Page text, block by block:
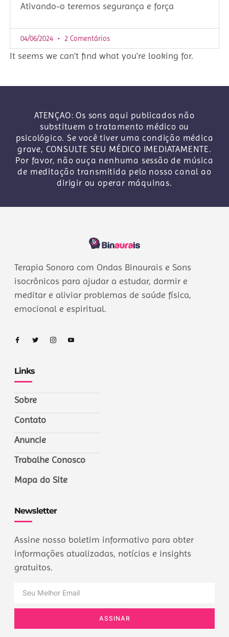
Ativando-o teremos segurança e força
04/06/2024 2 Comentários
It seems we can't find what you're looking for.
ATENÇAO: Os sons aqui publicados não
substituem o tratamento médico ou
psicológico. Se você tiver uma condição médica
grave, CONSULTE SEU MÉDICO IMEDIATAMENTE.
Por favor, não ouça nenhuma sessão de música
de meditação transmitida pelo nosso canal ao
dirigir ou operar máquinas.
Terapia Sonora com Ondas Binaurais e Sons
isocrônicos para ajudar a estudar, dormir e
meditar e aliviar problemas de saúde física,
emocional e espiritual.
Links
Sobre
Contato
Anuncie
Trabalhe Conosco
Mapa do Site
Newsletter
Assine nosso boletim informativo para obter
informações atualizadas, notícias e insights
gratuitos.
ASSINAR